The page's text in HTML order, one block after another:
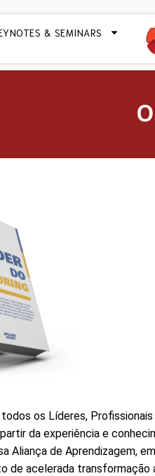
& SEMINARS
os Líderes,
da experiência e
Aliança de Aprendizagem,
de acelerada transformação